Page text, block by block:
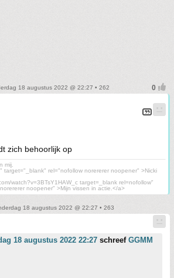
18 augustus 2022 @ 22:27 • 262
zich behoorlijk op
mij.
target="_blank" rel="nofollow norererer noopener" >Nicki
watch?v=3BTsY1HAW_c target=_blank rel=nofollow"
noopener" >Mijn vissen in actie.</a>
18 augustus 2022 @ 22:27 • 263
18 augustus 2022 22:27 schreef GGMM